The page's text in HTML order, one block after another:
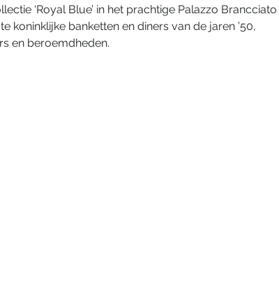
‘Royal Blue’ in het prachtige Palazzo Brancciato
koninklijke banketten en diners van de jaren ’50,
en beroemdheden.